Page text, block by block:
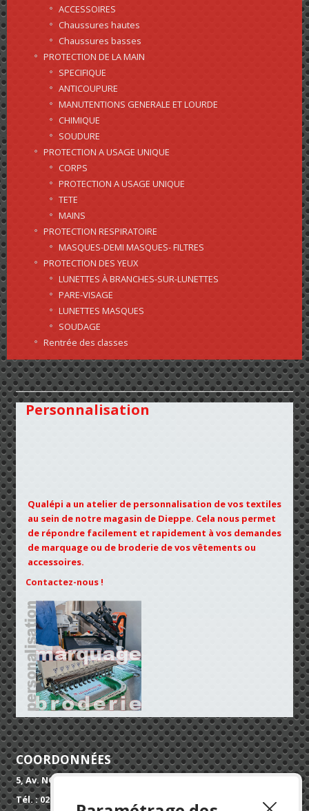
ACCESSOIRES
Chaussures hautes
Chaussures basses
PROTECTION DE LA MAIN
SPECIFIQUE
ANTICOUPURE
MANUTENTIONS GENERALE ET LOURDE
CHIMIQUE
SOUDURE
PROTECTION A USAGE UNIQUE
CORPS
PROTECTION A USAGE UNIQUE
TETE
MAINS
PROTECTION RESPIRATOIRE
MASQUES-DEMI MASQUES- FILTRES
PROTECTION DES YEUX
LUNETTES À BRANCHES-SUR-LUNETTES
PARE-VISAGE
LUNETTES MASQUES
SOUDAGE
Rentrée des classes
Personnalisation
Qualépi a un atelier de personnalisation de vos textiles
au sein de notre magasin de Dieppe. Cela nous permet
de répondre facilement et rapidement à vos demandes
de marquage ou de broderie de vos vêtements ou
accessoires.
Contactez-nous !
COORDONNÉES
5, Av. NORMANDIE SUSSEX 76200 DIEPPE
Tél. : 02 32 90 52 52